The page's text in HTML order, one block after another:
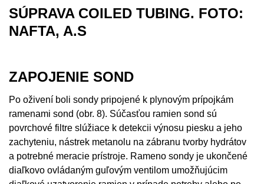
SÚPRAVA COILED TUBING. FOTO:
NAFTA, A.S
ZAPOJENIE SOND
Po oživení boli sondy pripojené k plynovým prípojkám
ramenami sond (obr. 8). Súčasťou ramien sond sú
povrchové filtre slúžiace k detekcii výnosu piesku a jeho
zachyteniu, nástrek metanolu na zábranu tvorby hydrátov
a potrebné meracie prístroje. Rameno sondy je ukončené
diaľkovo ovládaným guľovým ventilom umožňujúcim